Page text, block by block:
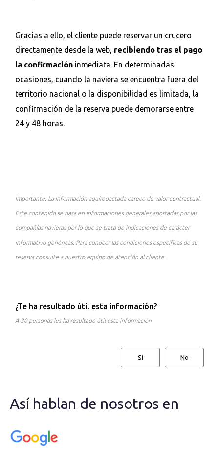
Gracias a ello, el cliente puede reservar un crucero
directamente desde la web, recibiendo tras el pago
la confirmación inmediata. En determinadas
ocasiones, cuando la naviera se encuentra fuera del
territorio nacional o la disponibilidad es limitada, la
confirmación de la reserva puede demorarse entre
24 y 48 horas.
Importante: La información aquíredactada carece de valor contractual.
Este contenido se basa en informaciones generales aportadas por las
compañías navieras por lo que se trata de indicaciones de carácter
informativo genéricas. Para conocer las condiciones específicas de su
reserva consulte a nuestro equipo de atención al cliente.
¿Te ha resultado útil esta información?
A 20 personas les ha resultado útil esta información
Sí No
Así hablan de nosotros en